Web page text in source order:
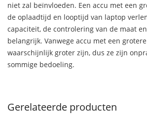
niet zal beïnvloeden. Een accu met een
de oplaadtijd en looptijd van laptop
capaciteit, de controlering van de maat
belangrijk. Vanwege accu met een
waarschijnlijk groter zijn, dus ze zijn
sommige bedoeling.
Gerelateerde producten